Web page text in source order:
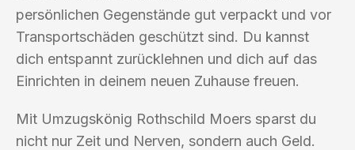
persönlichen Gegenstände gut verpackt und vor
Transportschäden geschützt sind. Du kannst
dich entspannt zurücklehnen und dich auf das
Einrichten in deinem neuen Zuhause freuen.
Mit Umzugskönig Rothschild Moers sparst du
nicht nur Zeit und Nerven, sondern auch Geld.